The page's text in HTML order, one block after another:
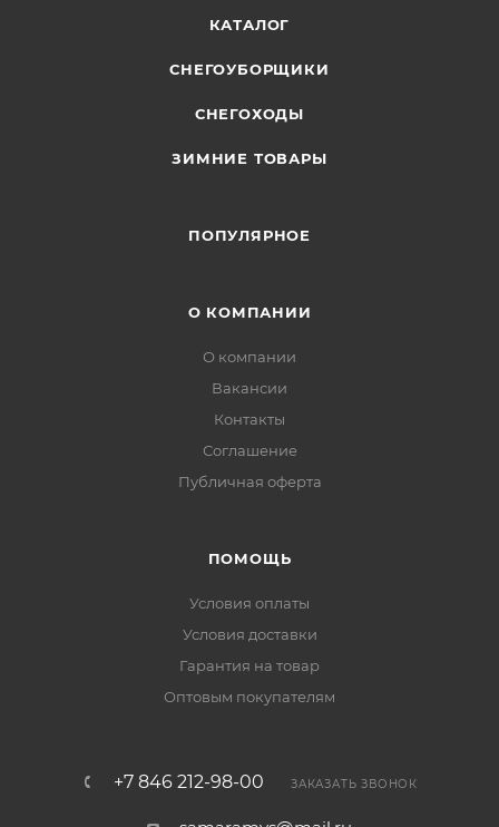
КАТАЛОГ
СНЕГОУБОРЩИКИ
СНЕГОХОДЫ
ЗИМНИЕ ТОВАРЫ
ПОПУЛЯРНОЕ
О КОМПАНИИ
О компании
Вакансии
Контакты
Соглашение
Публичная оферта
ПОМОЩЬ
Условия оплаты
Условия доставки
Гарантия на товар
Оптовым покупателям
+7 846 212-98-00 ЗАКАЗАТЬ ЗВОНОК